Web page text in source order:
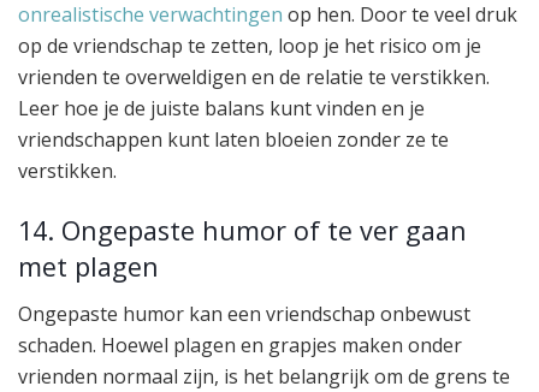
onrealistische verwachtingen op hen. Door te veel druk
op de vriendschap te zetten, loop je het risico om je
vrienden te overweldigen en de relatie te verstikken.
Leer hoe je de juiste balans kunt vinden en je
vriendschappen kunt laten bloeien zonder ze te
verstikken.
14. Ongepaste humor of te ver gaan
met plagen
Ongepaste humor kan een vriendschap onbewust
schaden. Hoewel plagen en grapjes maken onder
vrienden normaal zijn, is het belangrijk om de grens te